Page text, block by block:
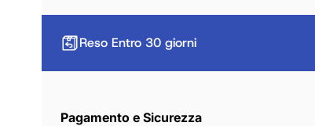
Reso Entro 30 giorni
Pagamento e Sicurezza